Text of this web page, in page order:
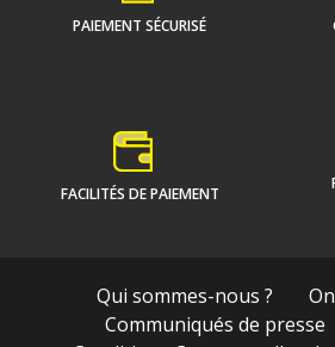
PAIEMENT SÉCURISÉ
FACILITÉS DE PAIEMENT
Qui sommes-nous ?
Communiqués de presse